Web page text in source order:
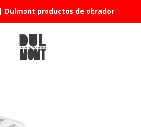
| Dulmont productos de obrador